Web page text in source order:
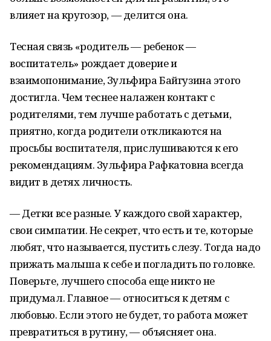
влияет на кругозор, — делится она.
Тесная связь «родитель — ребенок —
воспитатель» рождает доверие и
взаимопонимание, Зульфира Байгузина этого
достигла. Чем теснее налажен контакт с
родителями, тем лучше работать с детьми,
приятно, когда родители откликаются на
просьбы воспитателя, прислушиваются к его
рекомендациям. Зульфира Рафкатовна всегда
видит в детях личность.
— Детки все разные. У каждого свой характер,
свои симпатии. Не секрет, что есть и те, которые
любят, что называется, пустить слезу. Тогда надо
прижать малыша к себе и погладить по головке.
Поверьте, лучшего способа еще никто не
придумал. Главное — относиться к детям с
любовью. Если этого не будет, то работа может
превратиться в рутину, — объясняет она.